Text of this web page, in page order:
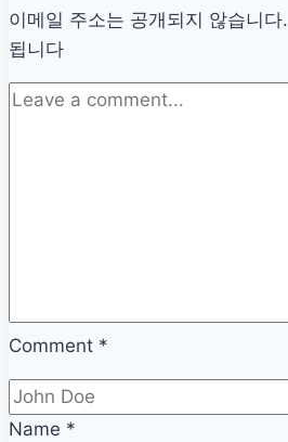
연
봉,
이메일 주소는 공개되지 않습니다.
됩니다
Comment *
Name *